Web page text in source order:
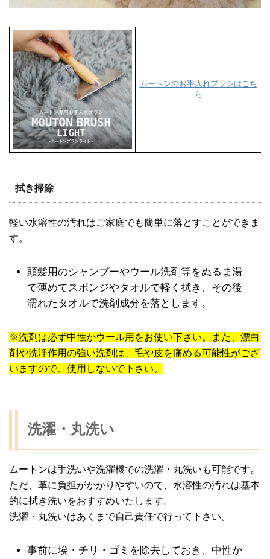
ムートンのお手入れブラシはこち
ら
拭き掃除
軽い水溶性の汚れはご家庭でも簡単に落とすことができま
す。
頭髪用のシャンプーやウール洗剤等をぬるま湯
で薄めてスポンジやタオルで軽く拭き、その後
濡れたタオルで洗剤成分を落とします。
※洗剤は必ず中性かウール用をお使い下さい。また、漂白
剤や洗浄作用の強い洗剤は、毛や皮を痛める可能性がござ
いますので、使用しないで下さい。
洗濯・丸洗い
ムートンは手洗いや洗濯機での洗濯・丸洗いも可能です。
ただ、革に負担がかかりやすいので、水溶性の汚れは基本
的に拭き洗いをおすすめいたします。
洗濯・丸洗いはあくまで自己責任で行って下さい。
事前に埃・チリ・ゴミを除去しておき、中性か